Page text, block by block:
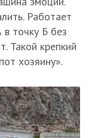
Работает
в точку Б без
Такой крепкий
хозяину».